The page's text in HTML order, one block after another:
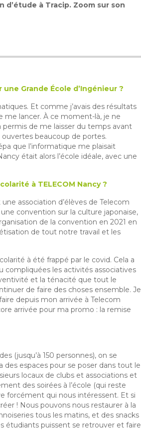
d’étude à Tracip. Zoom sur son
Grande École d’Ingénieur ?
Et comme j’avais des résultats
me lancer. À ce moment-là, je ne
permis de me laisser du temps avant
beaucoup de portes.
que l’informatique me plaisait
était alors l’école idéale, avec une
à TELECOM Nancy ?
association d’élèves de Telecom
convention sur la culture japonaise,
de la convention en 2021 en
de tout notre travail et les
à été frappé par le covid. Cela a
compliquées les activités associatives
et la ténacité que tout le
de faire des choses ensemble. Je
depuis mon arrivée à Telecom
arrivée pour ma promo : la remise
(jusqu’à 150 personnes), on se
espaces pour se poser dans tout le
locaux de clubs et associations et
des soirées à l’école (qui reste
forcément qui nous intéressent. Et si
! Nous pouvons nous restaurer à la
tous les matins, et des snacks
étudiants puissent se retrouver et faire